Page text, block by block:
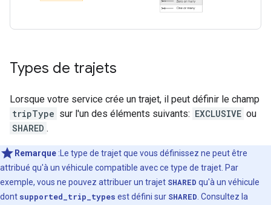
Types de trajets
Lorsque votre service crée un trajet, il peut définir le champ
tripType sur l'un des éléments suivants: EXCLUSIVE ou
SHARED .
Remarque :Le type de trajet que vous définissez ne peut être
attribué qu'à un véhicule compatible avec ce type de trajet. Par
exemple, vous ne pouvez attribuer un trajet SHARED qu'à un véhicule
dont supported_trip_types est défini sur SHARED . Consultez la